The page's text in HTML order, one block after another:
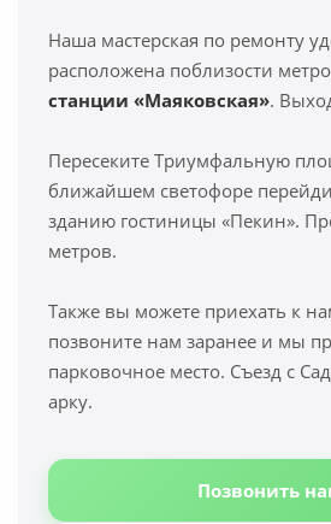
Наша мастерская по ремонту
расположена поблизости
станции «Маяковская».
Пересеките Триумфальную
ближайшем светофоре
зданию гостиницы «Пекин».
метров.
Также вы можете приехать к
позвоните нам заранее и мы
парковочное место. Съезд с
арку.
Позвонить